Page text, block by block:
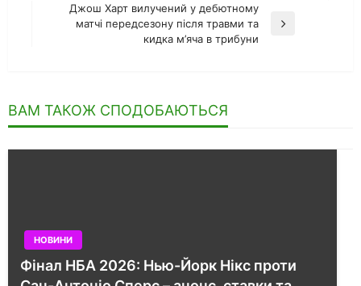
Наступний
Джош Харт вилучений у дебютному
матчі передсезону після травми та
кидка м’яча в трибуни
ВАМ ТАКОЖ СПОДОБАЮТЬСЯ
НОВИНИ
Фінал НБА 2026: Нью-Йорк Нікс проти